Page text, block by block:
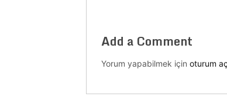
Add a Comment
Yorum yapabilmek için oturum